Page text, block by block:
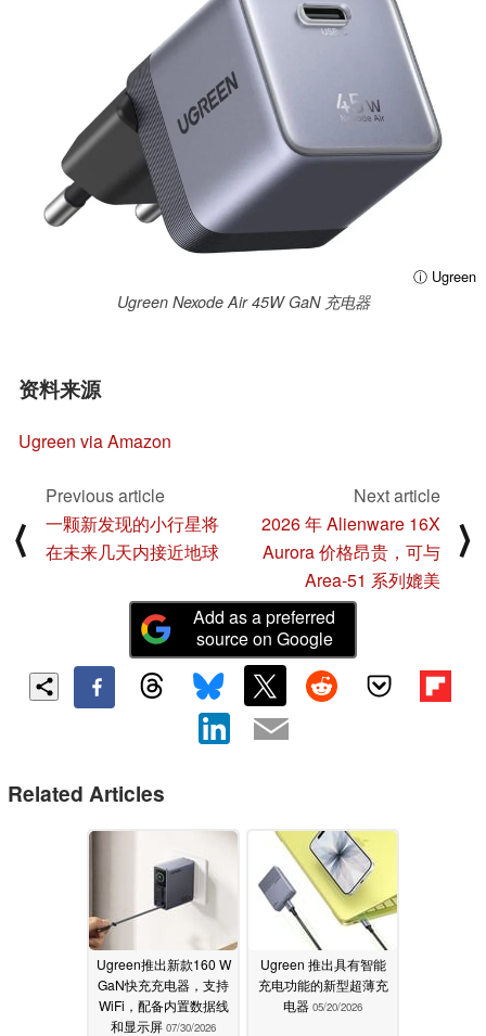
ⓘ Ugreen
Ugreen Nexode Air 45W GaN 充电器
资料来源
Ugreen via Amazon
⟨
Previous article
一颗新发现的小行星将
在未来几天内接近地球
Next article
2026 年 Alienware 16X
Aurora 价格昂贵，可与
Area-51 系列媲美
⟩
Add as a preferred
source on Google
Related Articles
Ugreen推出新款160 W
GaN快充充电器，支持
WiFi，配备内置数据线
和显示屏 07/30/2026
Ugreen 推出具有智能
充电功能的新型超薄充
电器 05/20/2026